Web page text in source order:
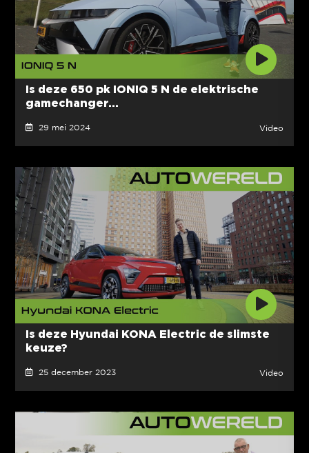
Is deze 650 pk IONIQ 5 N de elektrische
gamechanger...
29 mei 2024 Video
Is deze Hyundai KONA Electric de slimste
keuze?
25 december 2023 Video